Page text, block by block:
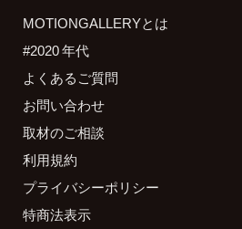
MOTIONGALLERYとは
#2020 年代
よくあるご質問
お問い合わせ
取材のご相談
利用規約
プライバシーポリシー
特商法表示